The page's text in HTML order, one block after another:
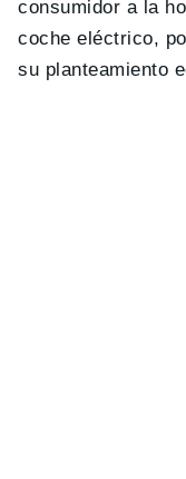
consumidor a la
coche eléctrico,
su planteamiento